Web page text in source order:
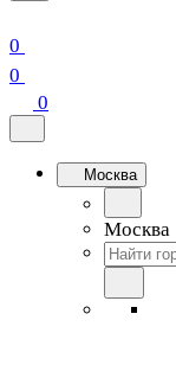
0
0
0
Москва
Москва